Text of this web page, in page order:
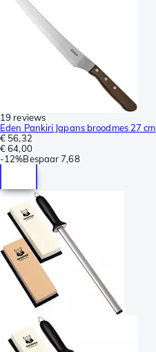
19 reviews
Eden Pankiri Japans broodmes 27 cm
€ 56,32
€ 64,00
-12%Bespaar 7,68